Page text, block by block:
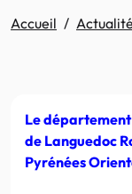
Accueil
Le
de Languedoc
Pyrénées